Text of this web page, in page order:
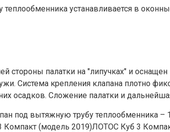
устанавливается в
стороны палатки на "липучках" и
Система крепления клапана плотно
осадков. Сложение палатки и
под вытяжную трубу теплообменника
(модель 2019)ЛОТОС Куб 3